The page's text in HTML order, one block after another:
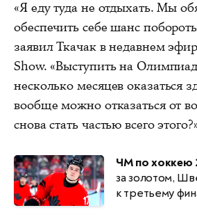
«Я еду туда не отдыхать. Мы
обеспечить себе шанс
заявил Ткачак в недавнем
Show. «Выступить на
несколько месяцев оказаться
вообще можно отказаться от
снова стать частью всего
ЧМ по хоккею
за золотом,
к третьему